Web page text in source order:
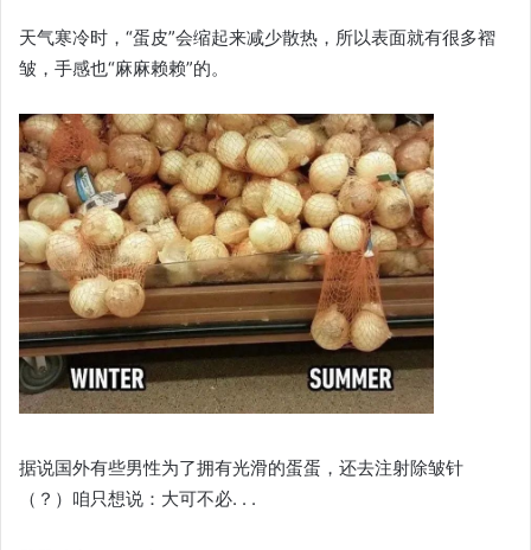
天气寒冷时，“蛋皮”会缩起来减少散热，所以表面就有很多褶
皱，手感也“麻麻赖赖”的。
据说国外有些男性为了拥有光滑的蛋蛋，还去注射除皱针
（？）咱只想说：大可不必. . .